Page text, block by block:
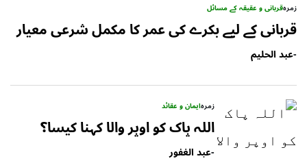
زمرہقربانی و عقیقہ کے مسائل
قربانی کے لیے بکرے کی عمر کا مکمل شرعی معیار
-عبد الحلیم
زمرہایمان و عقائد
اللہ پاک کو اوپر والا کہنا کیسا؟
-عبد الغفور